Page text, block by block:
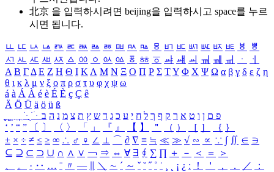
北京 을 입력하시려면 beijing을 입력하시고 space를 누르
시면 됩니다.
ㅥ ㅦ ㅧ ㅨ ㅩ ㅪ ㅫ ㅬ ㅭ ㅮ ㅯ ㅰ ㅱ ㅲ ㅳ ㅴ ㅵ ㅶ ㅷ ㅸ
ㅹ
ㅺ ㅻ ㅼ ㅽ ㅾ ㅿ ㆀ ㆁ ㆂ ㆃ ㆄ ㆅ ㆆ ㆇ ㆈ ㆉ ㆊ ㆋ ㆌ ㆍ
ㆎ
Α Β ΓΔ Ε Ζ Η Θ Ι ΚΛ Μ Ν Ξ Ο Π Ρ Σ ΤΥ Φ Χ Ψ Ω α β γ δ ε ζ η
θ ι κ λ μ ν ξ ο π ρ σ τ υ φ χ ψ ω
á à Á À é è É È ç Ç ê
Ä Ö Ü ä ö ü ß
ִֶֹ ֻּ ׁׂ פ ם ן ו ט א ר ק ף ך ל ח י ע כ ג ד ש ץ ת צ מ נ ה ב
‘ ’ “ ” 〔 〕 〈 〉 「 」 『 』 【 】 ＂ （ ） ［ ］ ｛ ｝
± × ÷ ≠ ≤ ≥ ∞ ∴ ♂ ♀ ∠ ⊥ ⌒ ∂ ∇ ≡ ≒ ≪ ≫ √ ∽ ∝ ∵ ∫ ∬ ∈ ∋
⊆ ⊇ ⊂ ⊃ ∪ ∩ ∧ ∨ ￢ ⇒ ⇔ ∀ ∃ ∮ ∑ ∏ ＋ － ＜ ＝
＞
、
。 · ‥ … ¨ 〃 ― ＼ ∼ ´ ～ ˇ ˘ ˝ ˚ ˙ ¸ ¡ ¿ ː ！ ＇ ， ． ／
：